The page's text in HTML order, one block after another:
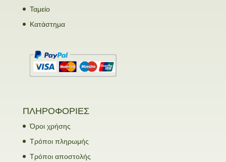
Ταμείο
Κατάστημα
ΠΛΗΡΟΦΟΡΙΕΣ
Όροι χρήσης
Τρόποι πληρωμής
Τρόποι αποστολής